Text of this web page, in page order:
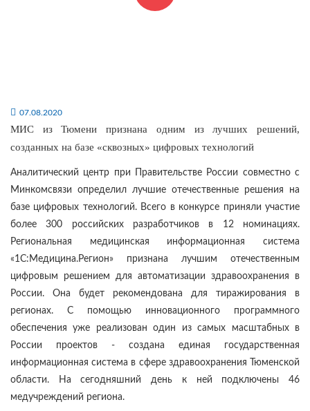
07.08.2020
МИС из Тюмени признана одним из лучших решений,
созданных на базе «сквозных» цифровых технологий
Аналитический центр при Правительстве России совместно с
Минкомсвязи определил лучшие отечественные решения на
базе цифровых технологий. Всего в конкурсе приняли участие
более 300 российских разработчиков в 12 номинациях.
Региональная медицинская информационная система
«1С:Медицина.Регион» признана лучшим отечественным
цифровым решением для автоматизации здравоохранения в
России. Она будет рекомендована для тиражирования в
регионах. С помощью инновационного программного
обеспечения уже реализован один из самых масштабных в
России проектов - создана единая государственная
информационная система в сфере здравоохранения Тюменской
области. На сегодняшний день к ней подключены 46
медучреждений региона.